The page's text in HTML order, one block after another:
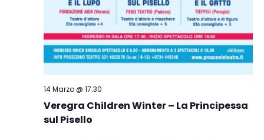
14 Marzo @ 17:30
Veregra Children Winter – La Principessa
sul Pisello